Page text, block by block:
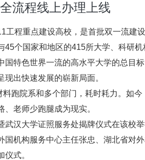
流程线上办理上线
重点建设高校，是首批双一流建设
个国家和地区的415所大学、科研机
特色世界一流的高水平大学的总目
出快速发展的崭新局面。
院系和多个部门，耗时耗力。如今
老师少跑腿成为现实。
汉大学证照服务处揭牌仪式在该校
机构服务中心主任张忠、湖北省对
式。